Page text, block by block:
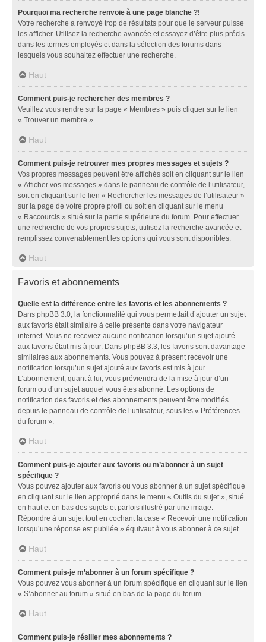
Pourquoi ma recherche renvoie à une page blanche ?!
Votre recherche a renvoyé trop de résultats pour que le serveur puisse
les afficher. Utilisez la recherche avancée et essayez d’être plus précis
dans les termes employés et dans la sélection des forums dans
lesquels vous souhaitez effectuer une recherche.
Haut
Comment puis-je rechercher des membres ?
Veuillez vous rendre sur la page « Membres » puis cliquer sur le lien
« Trouver un membre ».
Haut
Comment puis-je retrouver mes propres messages et sujets ?
Vos propres messages peuvent être affichés soit en cliquant sur le lien
« Afficher vos messages » dans le panneau de contrôle de l’utilisateur,
soit en cliquant sur le lien « Rechercher les messages de l’utilisateur »
sur la page de votre propre profil ou soit en cliquant sur le menu
« Raccourcis » situé sur la partie supérieure du forum. Pour effectuer
une recherche de vos propres sujets, utilisez la recherche avancée et
remplissez convenablement les options qui vous sont disponibles.
Haut
Favoris et abonnements
Quelle est la différence entre les favoris et les abonnements ?
Dans phpBB 3.0, la fonctionnalité qui vous permettait d’ajouter un sujet
aux favoris était similaire à celle présente dans votre navigateur
internet. Vous ne receviez aucune notification lorsqu’un sujet ajouté
aux favoris était mis à jour. Dans phpBB 3.3, les favoris sont davantage
similaires aux abonnements. Vous pouvez à présent recevoir une
notification lorsqu’un sujet ajouté aux favoris est mis à jour.
L’abonnement, quant à lui, vous préviendra de la mise à jour d’un
forum ou d’un sujet auquel vous êtes abonné. Les options de
notification des favoris et des abonnements peuvent être modifiés
depuis le panneau de contrôle de l’utilisateur, sous les « Préférences
du forum ».
Haut
Comment puis-je ajouter aux favoris ou m’abonner à un sujet
spécifique ?
Vous pouvez ajouter aux favoris ou vous abonner à un sujet spécifique
en cliquant sur le lien approprié dans le menu « Outils du sujet », situé
en haut et en bas des sujets et parfois illustré par une image.
Répondre à un sujet tout en cochant la case « Recevoir une notification
lorsqu’une réponse est publiée » équivaut à vous abonner à ce sujet.
Haut
Comment puis-je m’abonner à un forum spécifique ?
Vous pouvez vous abonner à un forum spécifique en cliquant sur le lien
« S’abonner au forum » situé en bas de la page du forum.
Haut
Comment puis-je résilier mes abonnements ?